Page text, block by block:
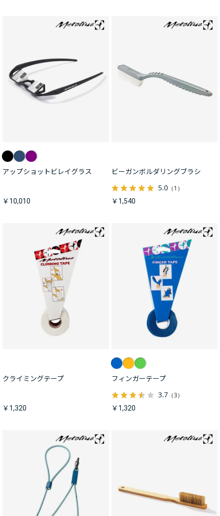
アップショットビレイグラス
￥10,010
ビーガンボルダリングブラシ
5.0（1）
￥1,540
クライミングテープ
￥1,320
フィンガーテープ
3.7（3）
￥1,320